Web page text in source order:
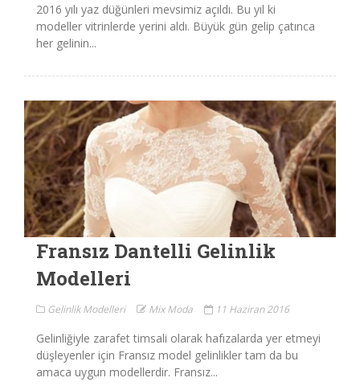
2016 yılı yaz düğünleri mevsimiz açıldı. Bu yıl ki
modeller vitrinlerde yerini aldı. Büyük gün gelip çatınca
her gelinin...
Fransız Dantelli Gelinlik
Modelleri
Gelinlik Modelleri Mix Moda 11 Haziran 2016
Gelinliğiyle zarafet timsali olarak hafızalarda yer etmeyi
düşleyenler için Fransız model gelinlikler tam da bu
amaca uygun modellerdir. Fransız...